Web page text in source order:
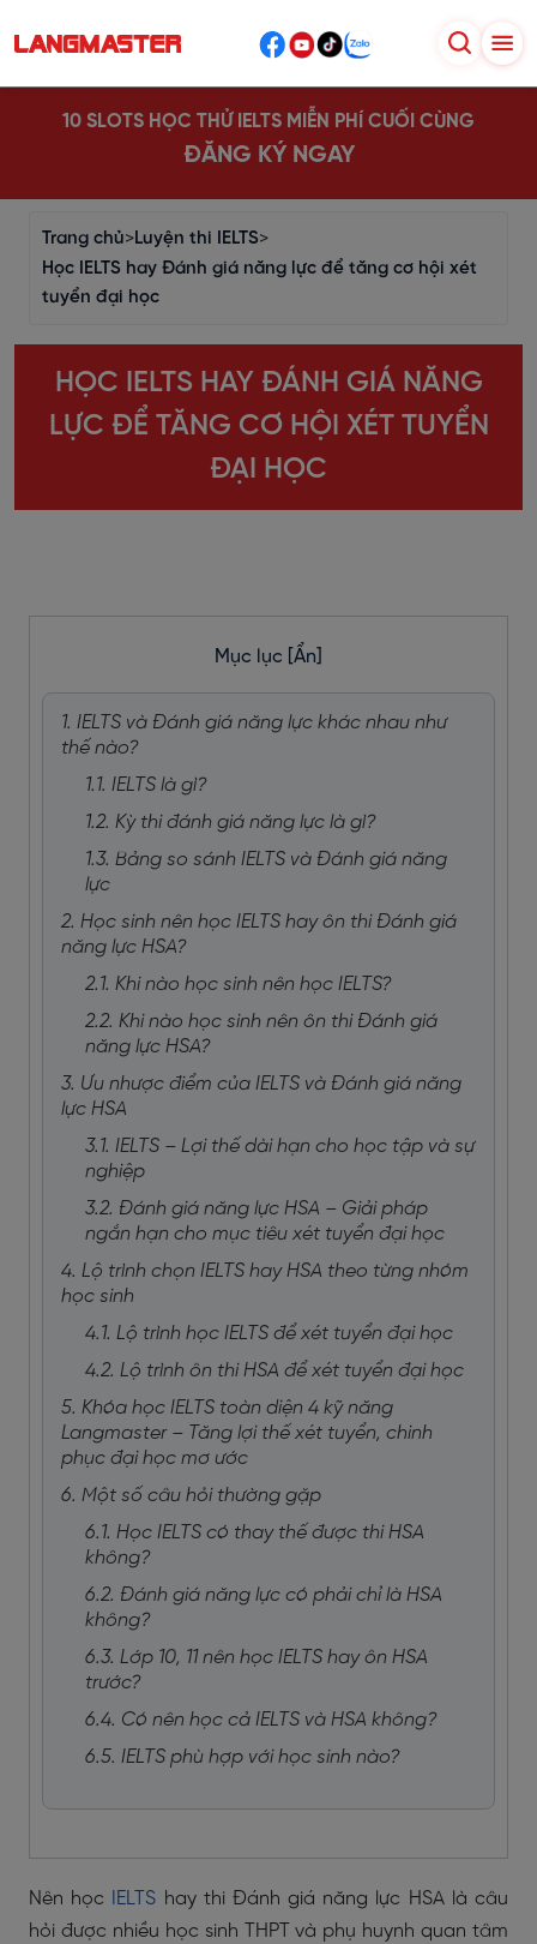
10 SLOTS HỌC THỬ IELTS MIỄN PHÍ CUỐI CÙNG
ĐĂNG KÝ NGAY
Trang chủ>Luyện thi IELTS>
Học IELTS hay Đánh giá năng lực để tăng cơ hội xét
tuyển đại học
HỌC IELTS HAY ĐÁNH GIÁ NĂNG
LỰC ĐỂ TĂNG CƠ HỘI XÉT TUYỂN
ĐẠI HỌC
Mục lục [Ẩn]
1. IELTS và Đánh giá năng lực khác nhau như
thế nào?
1.1. IELTS là gì?
1.2. Kỳ thi đánh giá năng lực là gì?
1.3. Bảng so sánh IELTS và Đánh giá năng
lực
2. Học sinh nên học IELTS hay ôn thi Đánh giá
năng lực HSA?
2.1. Khi nào học sinh nên học IELTS?
2.2. Khi nào học sinh nên ôn thi Đánh giá
năng lực HSA?
3. Ưu nhược điểm của IELTS và Đánh giá năng
lực HSA
3.1. IELTS – Lợi thế dài hạn cho học tập và sự
nghiệp
3.2. Đánh giá năng lực HSA – Giải pháp
ngắn hạn cho mục tiêu xét tuyển đại học
4. Lộ trình chọn IELTS hay HSA theo từng nhóm
học sinh
4.1. Lộ trình học IELTS để xét tuyển đại học
4.2. Lộ trình ôn thi HSA để xét tuyển đại học
5. Khóa học IELTS toàn diện 4 kỹ năng
Langmaster – Tăng lợi thế xét tuyển, chinh
phục đại học mơ ước
6. Một số câu hỏi thường gặp
6.1. Học IELTS có thay thế được thi HSA
không?
6.2. Đánh giá năng lực có phải chỉ là HSA
không?
6.3. Lớp 10, 11 nên học IELTS hay ôn HSA
trước?
6.4. Có nên học cả IELTS và HSA không?
6.5. IELTS phù hợp với học sinh nào?
Nên học IELTS hay thi Đánh giá năng lực HSA là câu
hỏi được nhiều học sinh THPT và phụ huynh quan tâm